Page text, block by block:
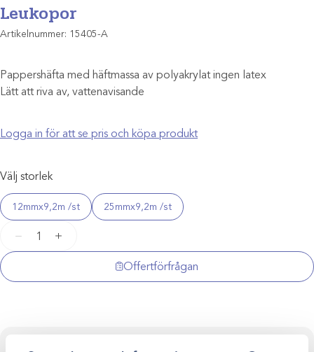
Leukopor
Artikelnummer: 15405-A
Pappershäfta med häftmassa av polyakrylat ingen latex
Lätt att riva av, vattenavisande
Logga in för att se pris och köpa produkt
Välj storlek
12mmx9,2m /st 25mmx9,2m /st
Leukopor
+
Offertförfrågan
Kontakta oss för personlig rådgivning